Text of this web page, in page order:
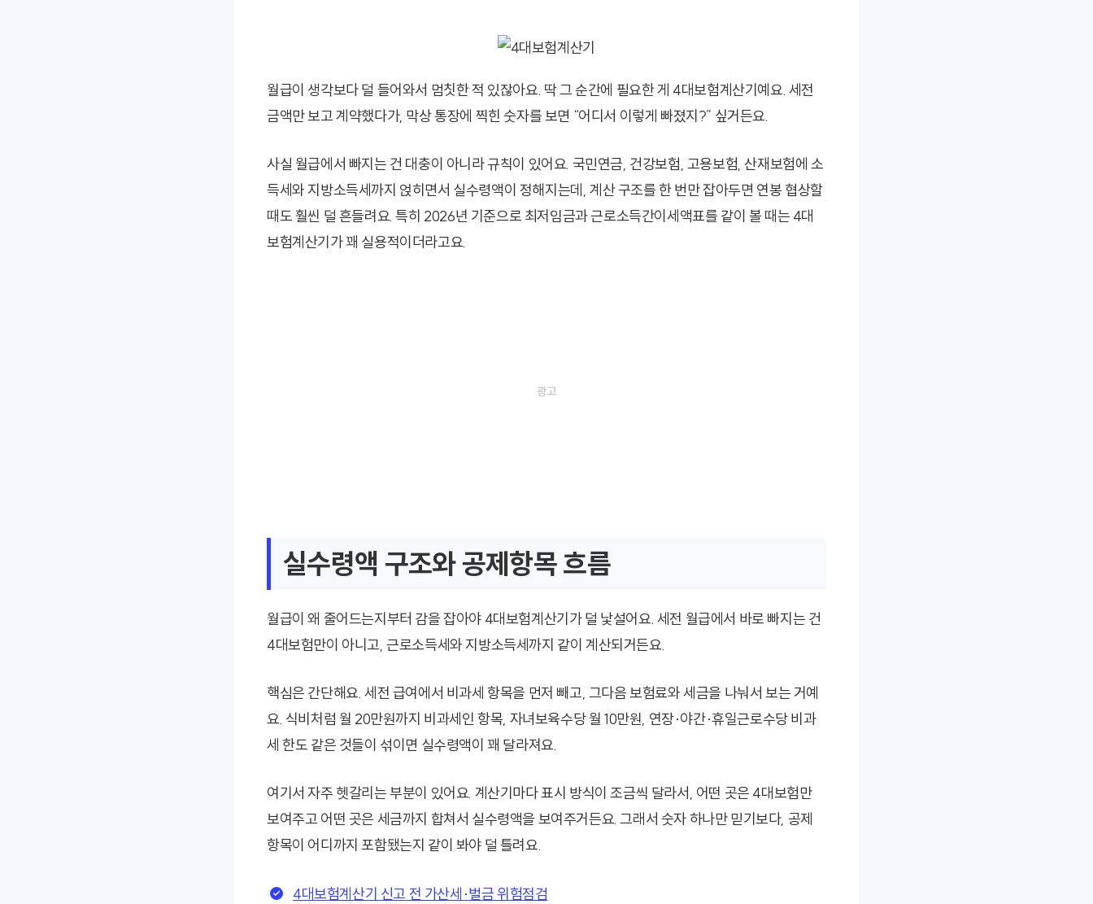
월급이 생각보다 덜 들어와서 멈칫한 적 있잖아요. 딱 그 순간에 필요한 게 4대보험계산기예요. 세전
금액만 보고 계약했다가, 막상 통장에 찍힌 숫자를 보면 “어디서 이렇게 빠졌지?” 싶거든요.
사실 월급에서 빠지는 건 대충이 아니라 규칙이 있어요. 국민연금, 건강보험, 고용보험, 산재보험에 소
득세와 지방소득세까지 얹히면서 실수령액이 정해지는데, 계산 구조를 한 번만 잡아두면 연봉 협상할
때도 훨씬 덜 흔들려요. 특히 2026년 기준으로 최저임금과 근로소득간이세액표를 같이 볼 때는 4대
보험계산기가 꽤 실용적이더라고요.
실수령액 구조와 공제항목 흐름
월급이 왜 줄어드는지부터 감을 잡아야 4대보험계산기가 덜 낯설어요. 세전 월급에서 바로 빠지는 건
4대보험만이 아니고, 근로소득세와 지방소득세까지 같이 계산되거든요.
핵심은 간단해요. 세전 급여에서 비과세 항목을 먼저 빼고, 그다음 보험료와 세금을 나눠서 보는 거예
요. 식비처럼 월 20만원까지 비과세인 항목, 자녀보육수당 월 10만원, 연장·야간·휴일근로수당 비과
세 한도 같은 것들이 섞이면 실수령액이 꽤 달라져요.
여기서 자주 헷갈리는 부분이 있어요. 계산기마다 표시 방식이 조금씩 달라서, 어떤 곳은 4대보험만
보여주고 어떤 곳은 세금까지 합쳐서 실수령액을 보여주거든요. 그래서 숫자 하나만 믿기보다, 공제
항목이 어디까지 포함됐는지 같이 봐야 덜 틀려요.
4대보험계산기 신고 전 가산세·벌금 위험점검